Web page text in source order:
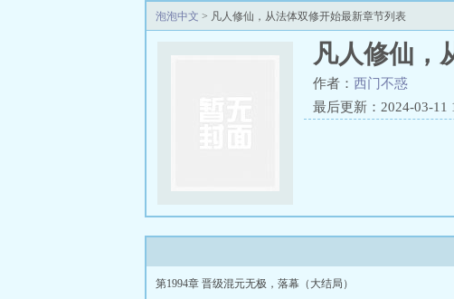
泡泡中文 > 凡人修仙，从法体双修开始最新章节列表
凡人修仙，
作者： 西门不惑
最后更新：2024-03-11
第1994章 晋级混元无极，落幕（大结局）